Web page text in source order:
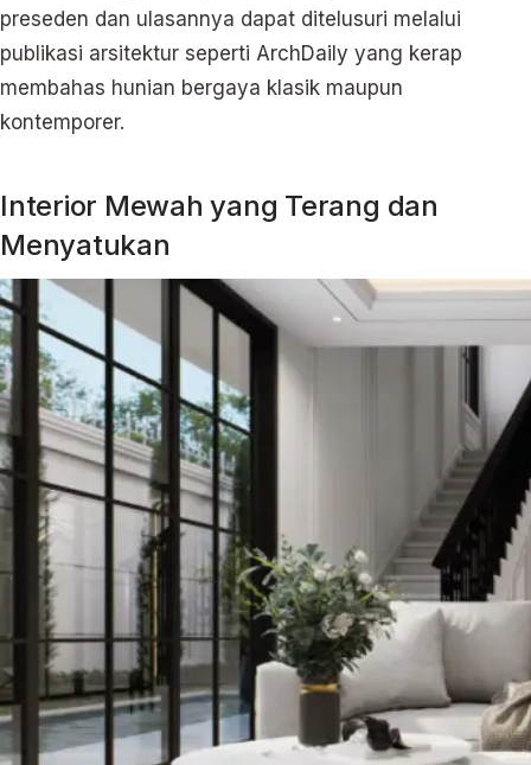
preseden dan ulasannya dapat ditelusuri melalui
publikasi arsitektur seperti ArchDaily yang kerap
membahas hunian bergaya klasik maupun
kontemporer.
Interior Mewah yang Terang dan
Menyatukan